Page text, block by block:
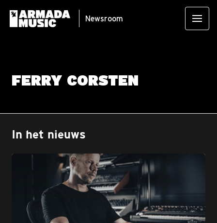
Newsroom
FERRY CORSTEN
In het nieuws